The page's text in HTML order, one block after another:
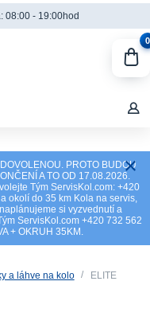
PROTO BUDOU
A TO OD 17.08.2026.
Tým ServisKol.com: +420
okolí do 35 km Kola na servis,
si vyzvednutí a
ServisKol.com +420 732 562
+ OKRUH 35KM.
08:00 - 19:00hod
0
a láhve na kolo
ELITE